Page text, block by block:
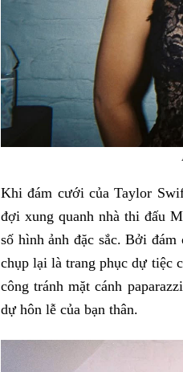
Khi đám cưới của Taylor
đợi xung quanh nhà thi đấu
số hình ảnh đặc sắc. Bởi
chụp lại là trang phục dự tiệc
công tránh mặt cánh
dự hôn lễ của bạn thân.